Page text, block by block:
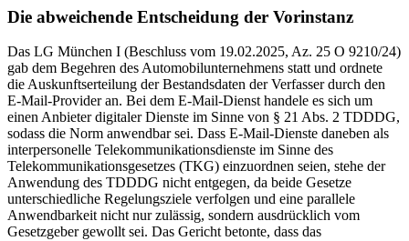
Die abweichende Entscheidung der Vorinstanz
Das LG München I (Beschluss vom 19.02.2025, Az. 25 O 9210/24)
gab dem Begehren des Automobilunternehmens statt und ordnete
die Auskunftserteilung der Bestandsdaten der Verfasser durch den
E-Mail-Provider an. Bei dem E-Mail-Dienst handele es sich um
einen Anbieter digitaler Dienste im Sinne von § 21 Abs. 2 TDDDG,
sodass die Norm anwendbar sei. Dass E-Mail-Dienste daneben als
interpersonelle Telekommunikationsdienste im Sinne des
Telekommunikationsgesetzes (TKG) einzuordnen seien, stehe der
Anwendung des TDDDG nicht entgegen, da beide Gesetze
unterschiedliche Regelungsziele verfolgen und eine parallele
Anwendbarkeit nicht nur zulässig, sondern ausdrücklich vom
Gesetzgeber gewollt sei. Das Gericht betonte, dass das